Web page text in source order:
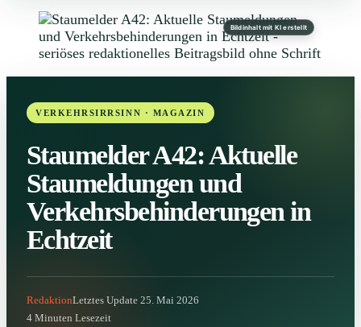
Bildinhalt mit KI erstellt
Staumelder A42: Aktuelle
Staumeldungen und
Verkehrsbehinderungen in
Echtzeit
RedaktionLetztes Update 25. Mai 2026
4 Minuten Lesezeit